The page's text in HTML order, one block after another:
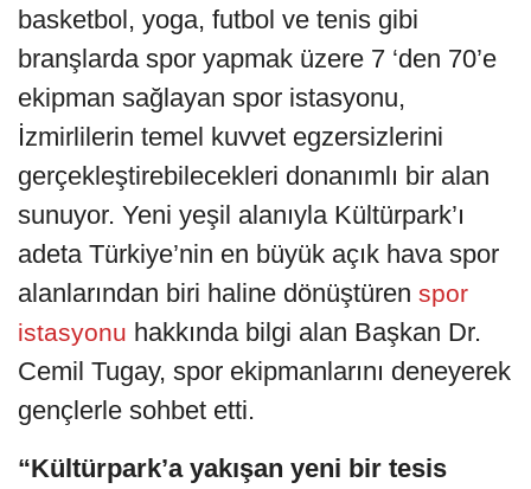
basketbol, yoga, futbol ve tenis gibi
branşlarda spor yapmak üzere 7 ‘den 70’e
ekipman sağlayan spor istasyonu,
İzmirlilerin temel kuvvet egzersizlerini
gerçekleştirebilecekleri donanımlı bir alan
sunuyor. Yeni yeşil alanıyla Kültürpark’ı
adeta Türkiye’nin en büyük açık hava spor
alanlarından biri haline dönüştüren spor
istasyonu hakkında bilgi alan Başkan Dr.
Cemil Tugay, spor ekipmanlarını deneyerek
gençlerle sohbet etti.
“Kültürpark’a yakışan yeni bir tesis